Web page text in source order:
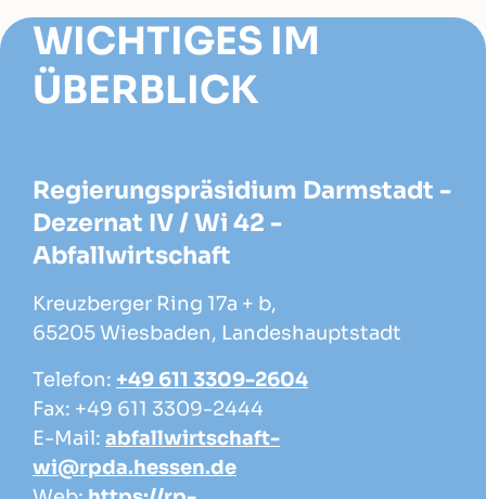
WICHTIGES IM
ÜBERBLICK
Regierungspräsidium Darmstadt -
Dezernat IV / Wi 42 -
Abfallwirtschaft
Kreuzberger Ring 17a + b,
65205 Wiesbaden, Landeshauptstadt
Telefon: +49 611 3309-2604
Fax: +49 611 3309-2444
E-Mail: abfallwirtschaft-
wi@rpda.hessen.de